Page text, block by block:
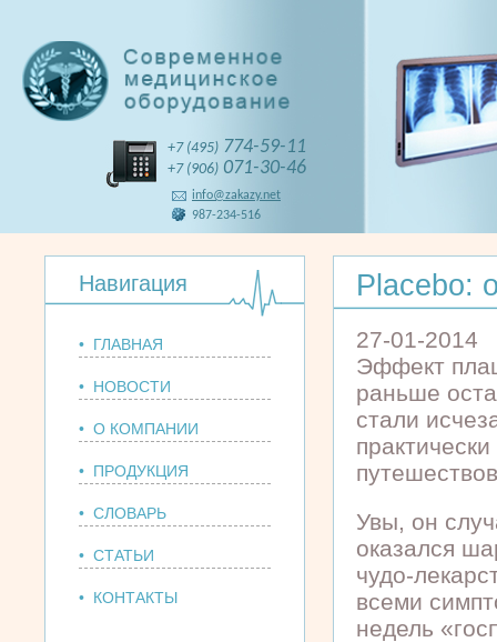
+7 (495) 774-59-11
+7 (906) 071-30-46
info@zakazy.net
987-234-516
Навигация
• ГЛАВНАЯ
• НОВОСТИ
• О КОМПАНИИ
• ПРОДУКЦИЯ
• СЛОВАРЬ
• СТАТЬИ
• КОНТАКТЫ
Placebo:
27-01-2014
Эффект
раньше
стали
Увы, он
оказался
чудо-
всеми
недель